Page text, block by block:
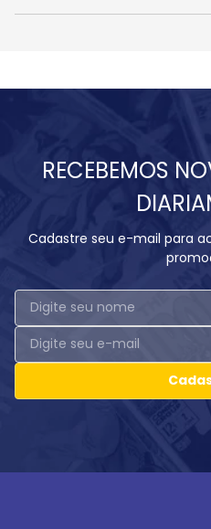
RECEBEMOS
Cadastre seu e-mail para